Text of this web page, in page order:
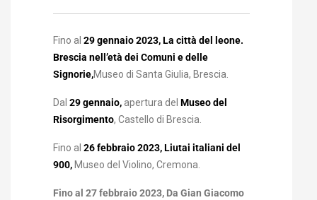
Fino al 29 gennaio 2023, La città del leone.
Brescia nell’età dei Comuni e delle
Signorie,Museo di Santa Giulia, Brescia.
Dal 29 gennaio, apertura del Museo del
Risorgimento, Castello di Brescia.
Fino al 26 febbraio 2023, Liutai italiani del
900,Museo del Violino, Cremona.
Fino al 27 febbraio 2023, Da Gian Giacomo